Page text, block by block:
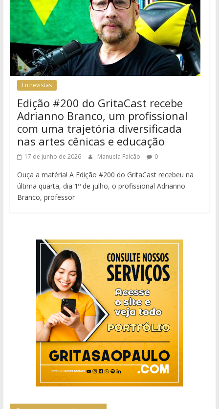
Entrevistas
Edição #200 do GritaCast recebe
Adrianno Branco, um profissional
com uma trajetória diversificada
nas artes cênicas e educação
17 de junho de 2026 Manuela Falcão 0
Ouça a matéria! A Edição #200 do GritaCast recebeu na
última quarta, dia 1º de julho, o profissional Adrianno
Branco, professor